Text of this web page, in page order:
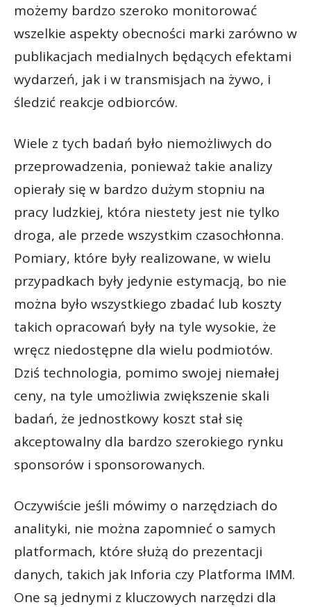
możemy bardzo szeroko monitorować
wszelkie aspekty obecności marki zarówno w
publikacjach medialnych będących efektami
wydarzeń, jak i w transmisjach na żywo, i
śledzić reakcje odbiorców.
Wiele z tych badań było niemożliwych do
przeprowadzenia, ponieważ takie analizy
opierały się w bardzo dużym stopniu na
pracy ludzkiej, która niestety jest nie tylko
droga, ale przede wszystkim czasochłonna.
Pomiary, które były realizowane, w wielu
przypadkach były jedynie estymacją, bo nie
można było wszystkiego zbadać lub koszty
takich opracowań były na tyle wysokie, że
wręcz niedostępne dla wielu podmiotów.
Dziś technologia, pomimo swojej niemałej
ceny, na tyle umożliwia zwiększenie skali
badań, że jednostkowy koszt stał się
akceptowalny dla bardzo szerokiego rynku
sponsorów i sponsorowanych.
Oczywiście jeśli mówimy o narzędziach do
analityki, nie można zapomnieć o samych
platformach, które służą do prezentacji
danych, takich jak Inforia czy Platforma IMM.
One są jednymi z kluczowych narzędzi dla